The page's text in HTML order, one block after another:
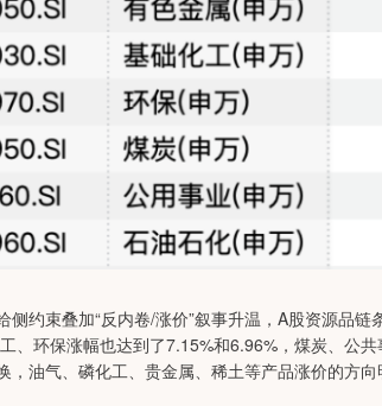
侧约束叠加“反内卷/涨价”叙事升温，A股资源品
、环保涨幅也达到了7.15%和6.96%，煤炭、公
，油气、磷化工、贵金属、稀土等产品涨价的方向